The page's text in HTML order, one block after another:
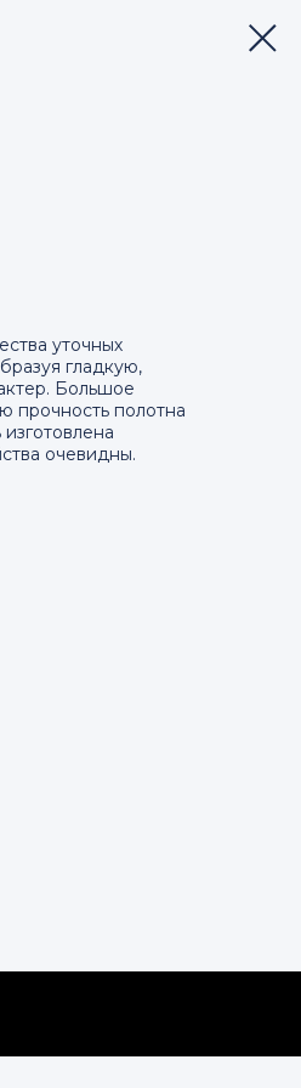
уточных
гладкую,
Большое
прочность полотна
очевидны.